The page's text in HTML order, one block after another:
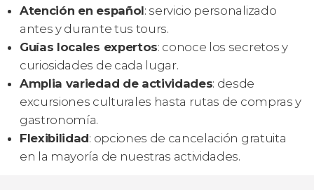
Atención en español: servicio personalizado
antes y durante tus tours.
Guías locales expertos: conoce los secretos y
curiosidades de cada lugar.
Amplia variedad de actividades: desde
excursiones culturales hasta rutas de compras y
gastronomía.
Flexibilidad: opciones de cancelación gratuita
en la mayoría de nuestras actividades.